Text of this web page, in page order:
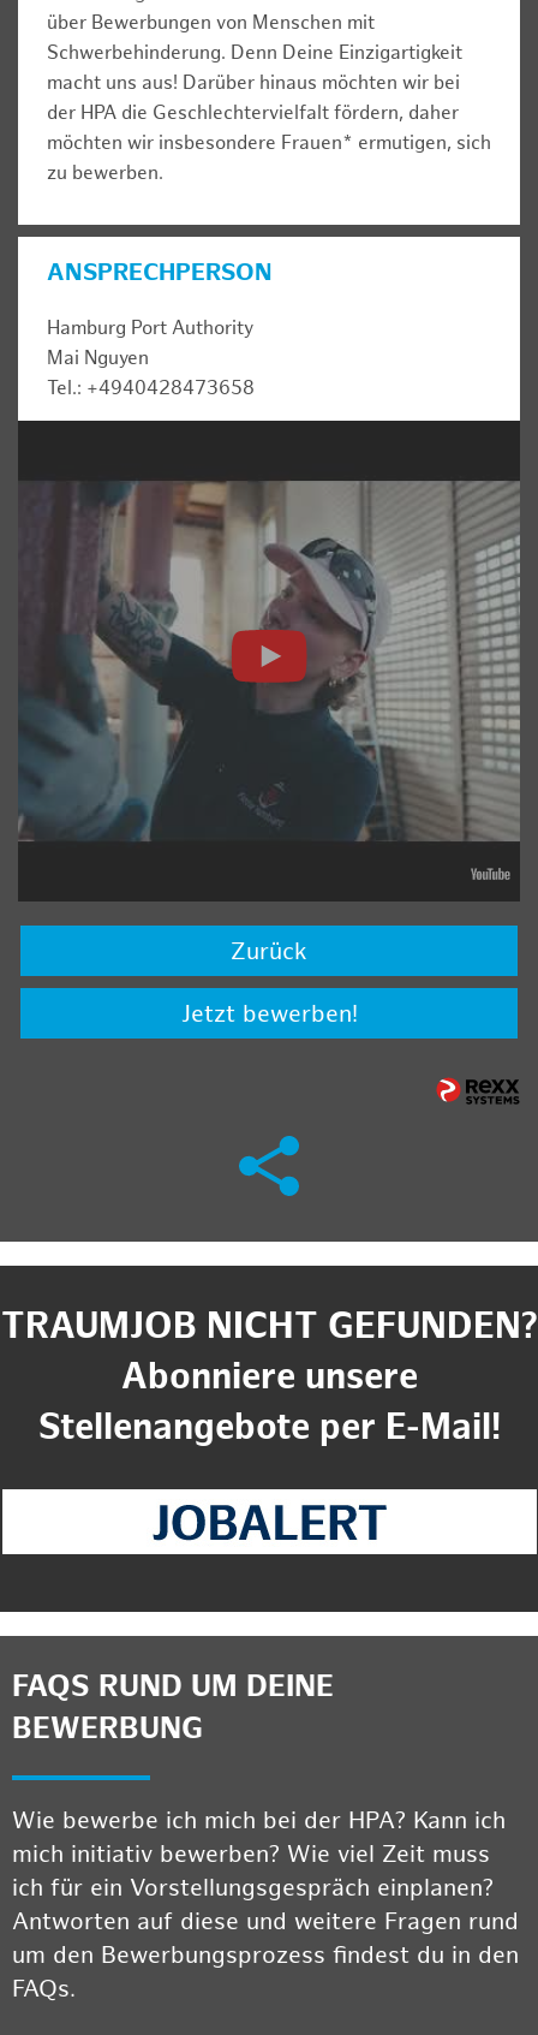
über Bewerbungen von Menschen mit
Schwerbehinderung. Denn Deine Einzigartigkeit
macht uns aus! Darüber hinaus möchten wir bei
der HPA die Geschlechtervielfalt fördern, daher
möchten wir insbesondere Frauen* ermutigen, sich
zu bewerben.
ANSPRECHPERSON
Hamburg Port Authority
Mai Nguyen
Tel.: +4940428473658
Zurück
Jetzt bewerben!
TRAUMJOB NICHT GEFUNDEN?
Abonniere unsere
Stellenangebote per E-Mail!
FAQS RUND UM DEINE
BEWERBUNG
Wie bewerbe ich mich bei der HPA? Kann ich
mich initiativ bewerben? Wie viel Zeit muss
ich für ein Vorstellungsgespräch einplanen?
Antworten auf diese und weitere Fragen rund
um den Bewerbungsprozess findest du in den
FAQs.